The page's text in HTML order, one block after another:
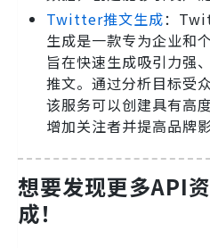
Twitter推文生成：
生成是一款专为企业和
旨在快速生成吸引力
推文。通过分析目标受
该服务可以创建具有高
增加关注者并提高品牌影
想要发现更多API
成！